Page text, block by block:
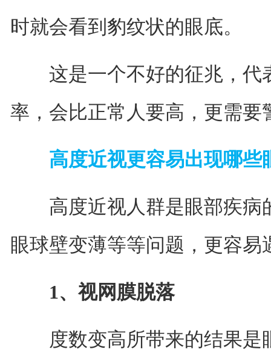
时就会看到豹纹状的眼底。
这是一个不好的征兆，代
率，会比正常人要高，更需要
高度近视更容易出现哪些
高度近视人群是眼部疾病
眼球壁变薄等等问题，更容易
1、视网膜脱落
度数变高所带来的结果是